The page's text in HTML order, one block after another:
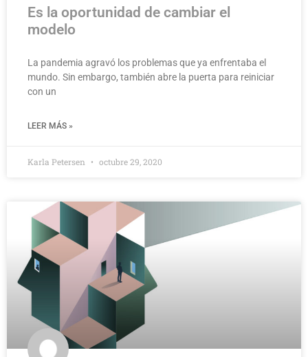
Es la oportunidad de cambiar el
modelo
La pandemia agravó los problemas que ya enfrentaba el
mundo. Sin embargo, también abre la puerta para reiniciar
con un
LEER MÁS »
Karla Petersen octubre 29, 2020